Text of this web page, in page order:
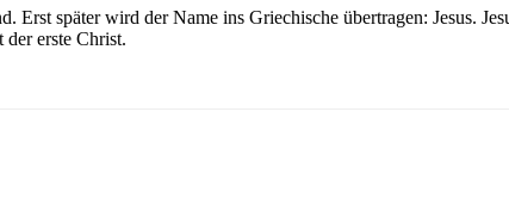
später wird der Name ins Griechische übertragen: Jesus.
der erste Christ.